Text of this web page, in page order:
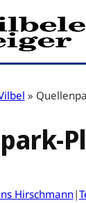
»
Hirschmann|